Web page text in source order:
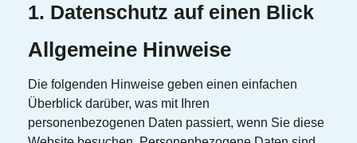
1. Datenschutz auf einen Blick
Allgemeine Hinweise
Die folgenden Hinweise geben einen einfachen
Überblick darüber, was mit Ihren
personenbezogenen Daten passiert, wenn Sie diese